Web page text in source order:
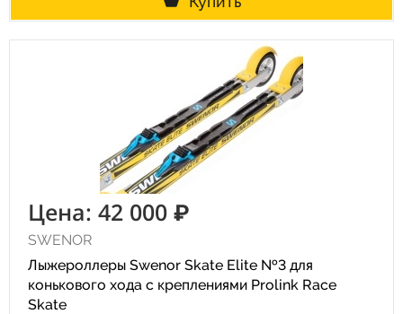
Цена: 42 000 ₽
SWENOR
Лыжероллеры Swenor Skate Elite №3 для
конькового хода с креплениями Prolink Race
Skate